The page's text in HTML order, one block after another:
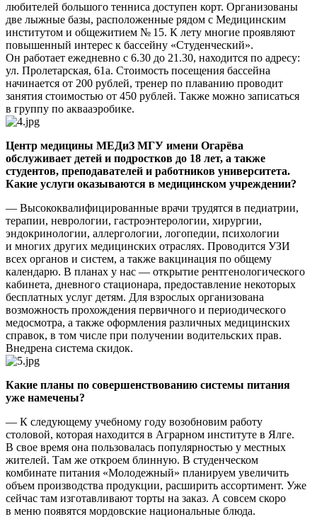
любителей большого тенниса доступен корт. Организованы
две лыжные базы, расположенные рядом с Медицинским
институтом и общежитием № 15. К лету многие проявляют
повышенный интерес к бассейну «Студенческий».
Он работает ежедневно с 6.30 до 21.30, находится по адресу:
ул. Пролетарская, 61а. Стоимость посещения бассейна
начинается от 200 рублей, тренер по плаванию проводит
занятия стоимостью от 450 рублей. Также можно записаться
в группу по аквааэробике.
Центр медицины МЕДиЗ МГУ имени Огарёва
обслуживает детей и подростков до 18 лет, а также
студентов, преподавателей и работников университета.
Какие услуги оказываются в медицинском учреждении?
— Высококвалифицированные врачи трудятся в педиатрии,
терапии, неврологии, гастроэнтерологии, хирургии,
эндокринологии, аллергологии, логопедии, психологии
и многих других медицинских отраслях. Проводится УЗИ
всех органов и систем, а также вакцинация по общему
календарю. В планах у нас — открытие рентгенологического
кабинета, дневного стационара, предоставление некоторых
бесплатных услуг детям. Для взрослых организована
возможность прохождения первичного и периодического
медосмотра, а также оформления различных медицинских
справок, в том числе при получении водительских прав.
Внедрена система скидок.
Какие планы по совершенствованию системы питания
уже намечены?
— К следующему учебному году возобновим работу
столовой, которая находится в Аграрном институте в Ялге.
В свое время она пользовалась популярностью у местных
жителей. Там же откроем блинную. В студенческом
комбинате питания «Молодежный» планируем увеличить
объем производства продукции, расширить ассортимент. Уже
сейчас там изготавливают торты на заказ. А совсем скоро
в меню появятся мордовские национальные блюда.